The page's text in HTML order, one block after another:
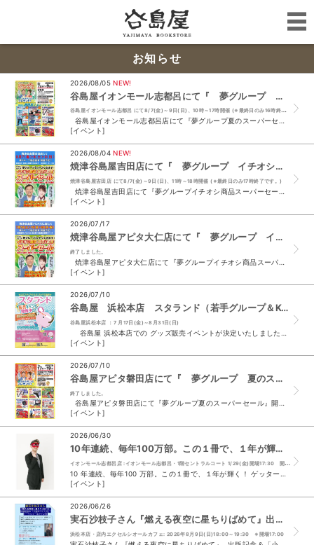
お知らせ
2026/08/05 NEW!
谷島屋イオンモール志都呂にて『 夢グループ 夏のスーパーセール 』開催決定
谷島屋イオンモール志都呂 にて8/7(金)～9日(日)、10時～17時開催 (※最終日のみ16時終了です。)
谷島屋イオンモール志都呂店にて『夢グループ夏のスーパーセール』開催決定 催事開催日時 8/7 （金） 10 時～ 17 時 8/8 （土） 10 時～ 17 時 8...
[イベント]
2026/08/04 NEW!
焼津谷島屋吉田店にて『 夢グループ イチオシ商品 スーパーセール 』開催決定
焼津谷島屋吉田店 にて8/7(金)～9日(日)、11時～18時開催 (※最終日のみ17時終了です。)
[イベント]
2026/07/17
焼津谷島屋アピタ大仁店にて『 夢グループ イチオシ商品 展示＆即場スーパーセール 』開催決定
終了しました。
[イベント]
2026/07/10
谷島屋 浜松本店 スタランド（若手グループ＆K-POP) 販売イベント開催
谷島屋浜松本店 ：7 月17日(金)～8月31日(日)
[イベント]
2026/07/10
谷島屋アピタ磐田店にて『 夢グループ 夏のスーパーセール 』開催決定
終了しました。
谷島屋アピタ磐田店にて『夢グループ夏のスーパーセール』開催決定 催事開催日時 7/17 （金） 9 時～ 17 時 7/18 （土） 9 時～ 17 時 7/19 ...
[イベント]
2026/06/30
10年連続、毎年100万部。この１冊で、１年が輝く！ ゲッターズ飯田の五星三心占い2027年度版発売記念 「ゲッターズ飯田さんに直接占ってもらおう！」イベント At 谷島屋イオンモール浜松志都呂店
イオンモール志都呂店 :イオンモール志都呂・1階セントラルコート 1/29(金)開場17:30 開演18:00（19:30頃まで）
10 年連続、毎年100 万部。この１冊で、１年が輝く！ ゲッターズ飯田の五星三心占い2027 年度版発売記念 ...
[イベント]
2026/06/26
実石沙枝子さん『燃える夜空に星ちりばめて』出版記念＆「小説のつくり方」トークショー＆サイン会
浜松本店・店内エクセルシオールカフェ: 2026年8月9日(日)18:00～19:30 ※開場17:00